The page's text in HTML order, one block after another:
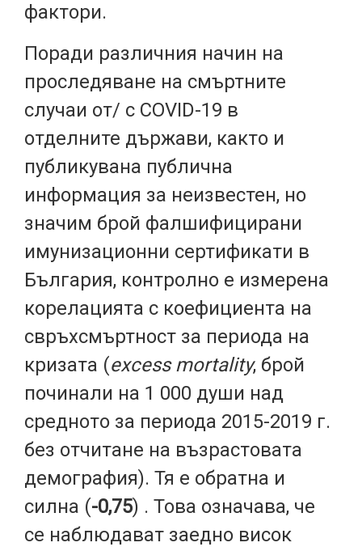
фактори.
Поради различния начин на
проследяване на смъртните
случаи от/ с COVID-19 в
отделните държави, както и
публикувана публична
информация за неизвестен, но
значим брой фалшифицирани
имунизационни сертификати в
България, контролно е измерена
корелацията с коефициента на
свръхсмъртност за периода на
кризата (excess mortality, брой
починали на 1 000 души над
средното за периода 2015-2019 г.
без отчитане на възрастовата
демография). Тя е обратна и
силна (-0,75) . Това означава, че
се наблюдават заедно висок